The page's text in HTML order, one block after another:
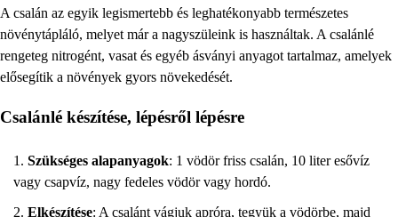
A csalán az egyik legismertebb és leghatékonyabb természetes
növénytápláló, melyet már a nagyszüleink is használtak. A csalánlé
rengeteg nitrogént, vasat és egyéb ásványi anyagot tartalmaz, amelyek
elősegítik a növények gyors növekedését.
Csalánlé készítése, lépésről lépésre
Szükséges alapanyagok: 1 vödör friss csalán, 10 liter esővíz
vagy csapvíz, nagy fedeles vödör vagy hordó.
Elkészítése: A csalánt vágjuk apróra, tegyük a vödörbe, majd